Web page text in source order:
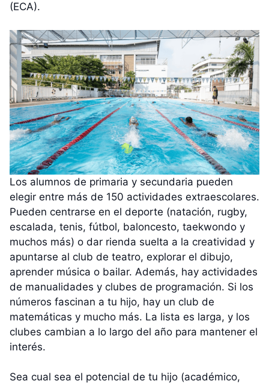
(ECA).
Los alumnos de primaria y secundaria pueden
elegir entre más de 150 actividades extraescolares.
Pueden centrarse en el deporte (natación, rugby,
escalada, tenis, fútbol, baloncesto, taekwondo y
muchos más) o dar rienda suelta a la creatividad y
apuntarse al club de teatro, explorar el dibujo,
aprender música o bailar. Además, hay actividades
de manualidades y clubes de programación. Si los
números fascinan a tu hijo, hay un club de
matemáticas y mucho más. La lista es larga, y los
clubes cambian a lo largo del año para mantener el
interés.
Sea cual sea el potencial de tu hijo (académico,